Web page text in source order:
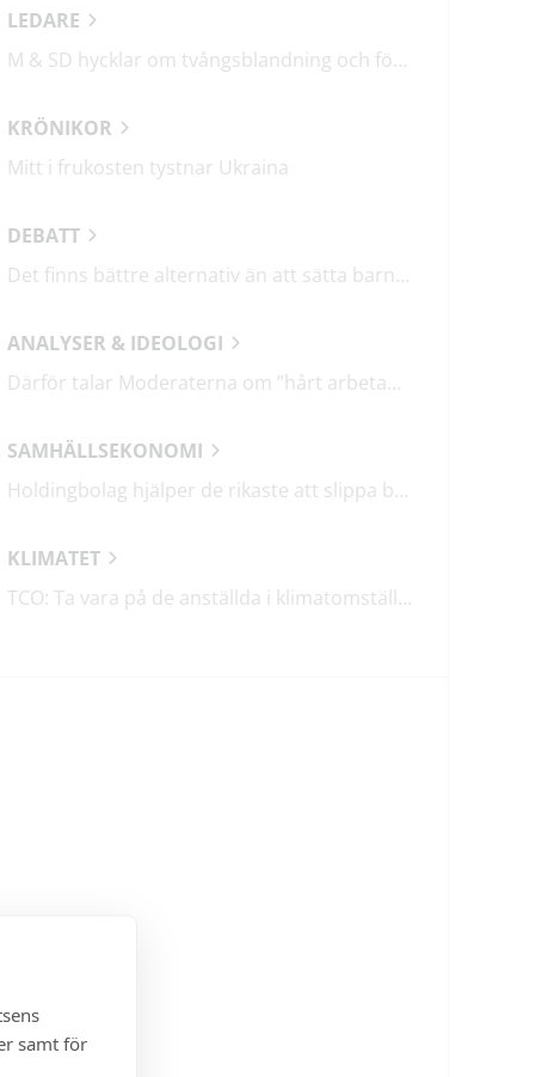
samt för
LEDARE
M & SD hycklar om tvångsblandning och förvärrar segregationen
KRÖNIKOR
Mitt i frukosten tystnar Ukraina
DEBATT
Det finns bättre alternativ än att sätta barn i fängelse
ANALYSER & IDEOLOGI
Därför talar Moderaterna om ”hårt arbetande människor”
SAMHÄLLSEKONOMI
Holdingbolag hjälper de rikaste att slippa betala miljarder i skatt
KLIMATET
TCO: Ta vara på de anställda i klimatomställningen